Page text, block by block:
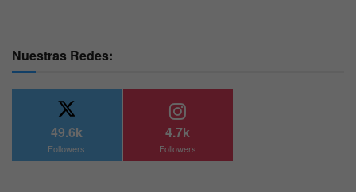
Nuestras Redes:
49.6k
Followers
4.7k
Followers